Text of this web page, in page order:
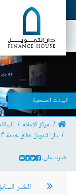
البيانات الصحفية
مركز الإعلام
دار التمويل تطلق خدمة
شارك على:
الخبر